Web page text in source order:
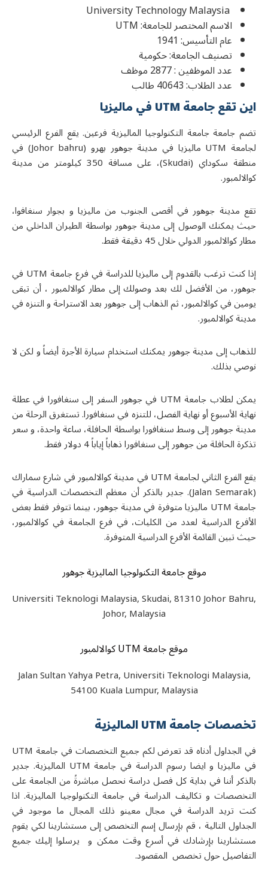
University Technology Malaysia
الاسم المختصر للجامعة: UTM
عام التأسيس: 1941
تصنيف الجامعة: حكومية
عدد الموظفين : 2877 موظف
عدد الطلاب: 40643 طالب
اين تقع جامعة UTM في ماليزيا
تضم جامعةجامعة التكنولوجيا الماليزيةفرعين. يقع الفرع الرئيسي
لجامعةUTMمالیزیا في مدينة جوهور بهرو (Johor bahru) في
منطقة سكوداي (Skudai )، على مسافة 350 كيلومتر من مدينة
كوالالمبور.
تقع مدينة جوهور في أقصى الجنوب من ماليزيا و بجوار سنغافوا،
حيث يمكنك الوصول إلى مدينة جوهور بواسطة الطيران الداخلي من
مطار كوالالمبور الدولي خلال 45 دقيقة فقط.
إذا كنت ترغب بالقدوم إلى ماليزيا للدراسة في فرع جامعةUTMفي
جوهور، من الأفضل لك بعد وصولك إلى مطار كوالالمبور ، أن تبقى
يومين في كوالالمبور، ثم الذهاب إلى جوهور بعد الاستراحة و التنزه في
مدينة كوالالمبور.
للذهاب إلى مدينة جوهور يمكنك استخدام سيارة الأجرة أيضاً و لكن لا
نوصي بذلك.
يمكن لطلاب جامعةUTMفي جوهور السفر إلى سنغافورا في عطلة
نهاية الأسبوع أو نهاية الفصل، للتنزه في سنغافورا. تستغرق الرحلة من
مدينة جوهور إلى وسط سنغافورا بواسطة الحافلة، ساعة واحدة، و سعر
تذكرة الحافلة من جوهور إلى سنغافورا ذهاباً إياباً 4 دولار فقط.
يقع الفرع الثاني لجامعةUTMفي مدينة كوالالمبور في شارع سماراك
Jalan Semarak). جدير بالذكر أن معظم التخصصات الدراسية في
جامعةUTMمالیزیا متوفرة في مدينة جوهور، بينما تتوفر فقط بعض
الأفرع الدراسية لعدد من الكليات، في فرع الجامعة في كوالالمبور،
حيث تبين القائمة الأفرع الدراسية المتوفرة.
موقع جامعة التكنولوجيا الماليزية جوهور
Universiti Teknologi Malaysia, Skudai, 81310 Johor Bahru,
Johor, Malaysia
موقع جامعة UTM کوالالمبور
Jalan Sultan Yahya Petra, Universiti Teknologi Malaysia,
54100 Kuala Lumpur, Malaysia
تخصصات جامعةUTMالماليزية
في الجداول أدناه قد تعرض لكم جميع التخصصات في جامعة UTM
في ماليزيا و ایضا رسوم الدراسة في جامعة UTM الماليزية. جدير
بالذكر أننا في بداية كل فصل دراسة نحصل مباشرةً من الجامعة على
التخصصات و تكاليف الدراسة في جامعة التكنولوجيا الماليزية. اذا
كنت تريد الدراسة في مجال معينو ذلك المجال ما موجود في
الجداول التالية ، قم بإرسال إسم التخصص إلى مستشارينا لكي يقوم
مستشارينا بإرشادك في أسرع وقت ممكن و يرسلوا إليك جميع
التفاصيل حول تخصص المقصود.